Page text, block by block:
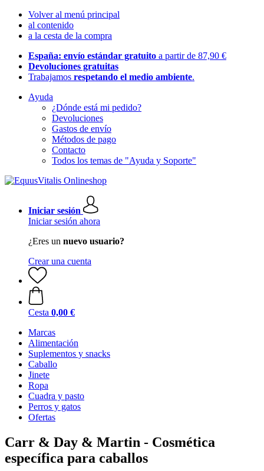
Volver al menú principal
al contenido
a la cesta de la compra
España: envío estándar gratuito a partir de 87,90 €
Devoluciones gratuitas
Trabajamos respetando el medio ambiente.
Ayuda
¿Dónde está mi pedido?
Devoluciones
Gastos de envío
Métodos de pago
Contacto
Todos los temas de "Ayuda y Soporte"
Iniciar sesión
Iniciar sesión ahora
¿Eres un nuevo usuario?
Crear una cuenta
Cesta 0,00 €
Marcas
Alimentación
Suplementos y snacks
Caballo
Jinete
Ropa
Cuadra y pasto
Perros y gatos
Ofertas
Carr & Day & Martin - Cosmética
específica para caballos